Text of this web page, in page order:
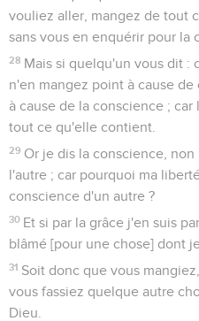
vouliez aller, mangez de tout
sans vous en enquérir pour la
28 Mais si quelqu'un vous dit :
n'en mangez point à cause
à cause de la conscience ;
tout ce qu'elle contient.
29 Or je dis la conscience,
l'autre ; car pourquoi ma
conscience d'un autre ?
30 Et si par la grâce j'en suis
blâmé [pour une chose] dont
31 Soit donc que vous
vous fassiez quelque autre
Dieu.